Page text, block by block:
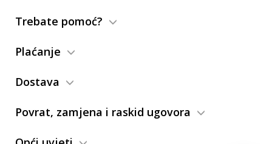
Trebate pomoć?
Plaćanje
Dostava
Povrat, zamjena i raskid ugovora